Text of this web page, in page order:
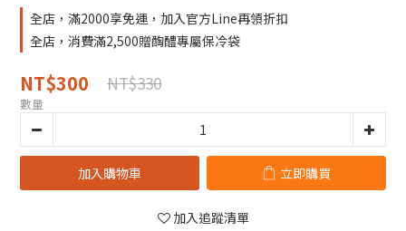
全店，滿2000享免運，加入官方Line再領折扣
全店，消費滿2,500贈醄醴專屬保冷袋
NT$300 NT$330
數量
加入購物車 立即購買
加入追蹤清單